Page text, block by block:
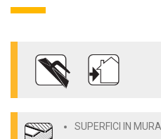
SUPERFICI IN